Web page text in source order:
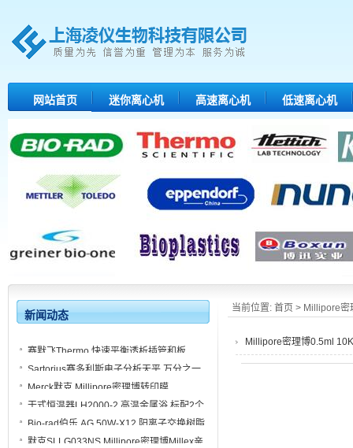
网站首页 迷你离心机 高速离心机 低速离心机
当前位置: 首页 > Millipore密
Millipore密理博0.5ml
新闻动态
赛默飞Thermo 快速平衡透析插管和板
89810 包装250个插件
Sartorius赛多利斯电子分析天平 万分之一
120g 内校BSA124I-1CCN
Merck默克 Millipore密理博转印膜
ISEQ00010卷膜 0.2um
干式恒温器LH2000-2 高温金属浴 标配2个
模块
Bio-rad伯乐 AG 50W-X12 阳离子交换树脂
1421641
默克SLLG033NS Millipore密理博Millex亲